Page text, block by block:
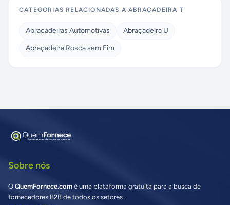
CATEGORIAS RELACIONADAS AABRAÇADEIRA T
Abraçadeiras Automotivas
Abraçadeira U
Abraçadeira Rosca sem Fim
Sobre nós
O QuemFornece.com é uma plataforma gratuita para a busca de
fornecedores B2B de todos os setores.